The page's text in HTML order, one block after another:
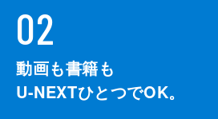
02
動画も書籍も
U-NEXTひとつでOK。